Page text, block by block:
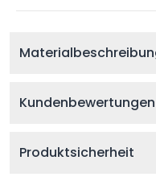
Kundenbewertungen
Produktsicherheit